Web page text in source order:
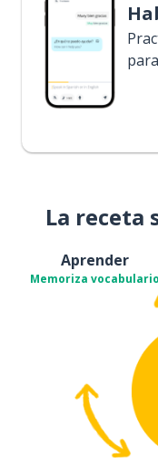
La receta
Aprender
Memoriza vocabulario